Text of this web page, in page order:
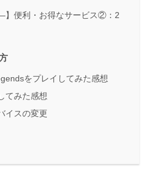
】便利・お得なサービス②：2
をプレイしてみた感想
てみた感想
イスの変更